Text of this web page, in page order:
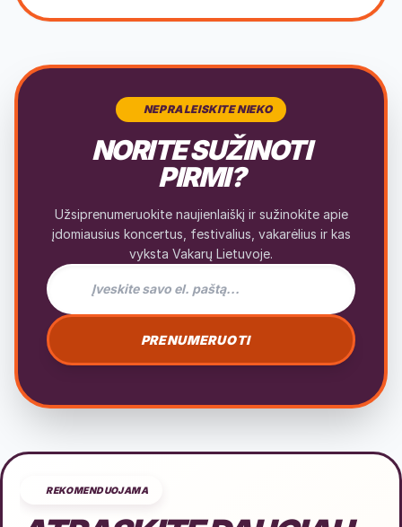
NEPRALEISKITE NIEKO
NORITE SUŽINOTI
PIRMI?
Užsiprenumeruokite naujienlaiškį ir sužinokite apie
įdomiausius koncertus, festivalius, vakarėlius ir kas
vyksta Vakarų Lietuvoje.
El. pašto adresas naujienlaiškiui
PRENUMERUOTI
REKOMENDUOJAMA